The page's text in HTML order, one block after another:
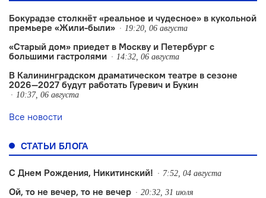
Бокурадзе столкнëт «реальное и чудесное» в кукольной
премьере «Жили-были»
19:20, 06 августа
«Старый дом» приедет в Москву и Петербург с
большими гастролями
14:32, 06 августа
В Калининградском драматическом театре в сезоне
2026—2027 будут работать Гуревич и Букин
10:37, 06 августа
Все новости
СТАТЬИ БЛОГА
С Днем Рождения, Никитинский! 7:52, 04 августа
Ой, то не вечер, то не вечер 20:32, 31 июля